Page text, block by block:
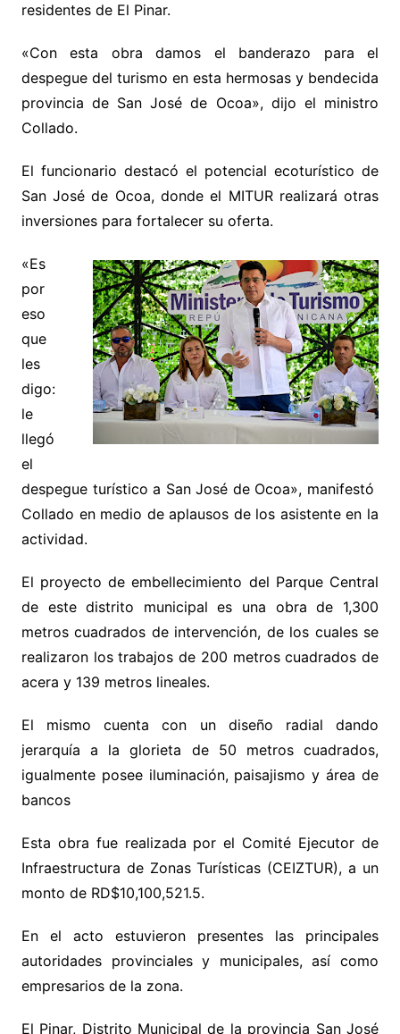
residentes de El Pinar.
«Con esta obra damos el banderazo para el
despegue del turismo en esta hermosas y bendecida
provincia de San José de Ocoa», dijo el ministro
Collado.
El funcionario destacó el potencial ecoturístico de
San José de Ocoa, donde el MITUR realizará otras
inversiones para fortalecer su oferta.
«Es
por
eso
que
les
digo:
le
llegó
el
despegue turístico a San José de Ocoa», manifestó
Collado en medio de aplausos de los asistente en la
actividad.
El proyecto de embellecimiento del Parque Central
de este distrito municipal es una obra de 1,300
metros cuadrados de intervención, de los cuales se
realizaron los trabajos de 200 metros cuadrados de
acera y 139 metros lineales.
El mismo cuenta con un diseño radial dando
jerarquía a la glorieta de 50 metros cuadrados,
igualmente posee iluminación, paisajismo y área de
bancos
Esta obra fue realizada por el Comité Ejecutor de
Infraestructura de Zonas Turísticas (CEIZTUR), a un
monto de RD$10,100,521.5.
En el acto estuvieron presentes las principales
autoridades provinciales y municipales, así como
empresarios de la zona.
El Pinar, Distrito Municipal de la provincia San José